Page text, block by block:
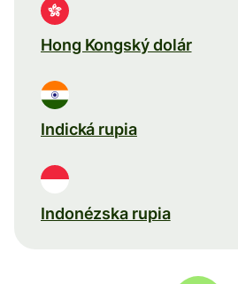
Hong Kongský dolár
Indická rupia
Indonézska rupia